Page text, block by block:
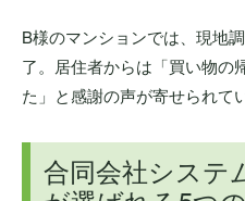
B様のマンションでは、現地
了。居住者からは「買い物の
た」と感謝の声が寄せられて
合同会社システ